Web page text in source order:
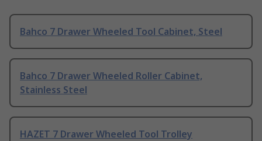
Bahco 7 Drawer Wheeled Tool Cabinet, Steel
Bahco 7 Drawer Wheeled Roller Cabinet,
Stainless Steel
HAZET 7 Drawer Wheeled Tool Trolley